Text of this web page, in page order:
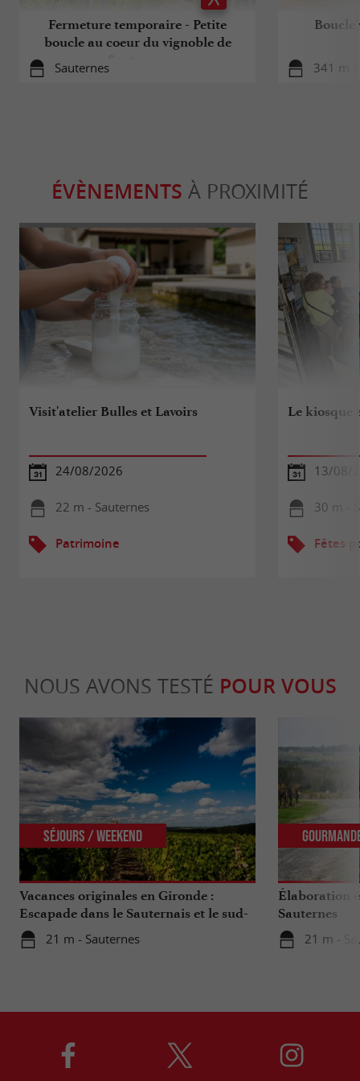
Fermeture temporaire - Petite
boucle au coeur du vignoble de
Sauternes
Sauternes
Boucle
341 m -
ÉVÈNEMENTS À PROXIMITÉ
Visit'atelier Bulles et Lavoirs
24/08/2026
22 m - Sauternes
Patrimoine
Le kiosque
13/08/
30 m -
Fêtes
NOUS AVONS TESTÉ POUR VOUS
Vacances originales en Gironde :
Escapade dans le Sauternais et le sud-
Gironde
21 m - Sauternes
Séjours / Weekend
Élaboration
Sauternes
21 m -